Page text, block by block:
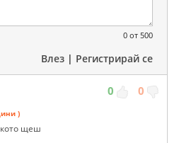
0 от 500
Влез | Регистрирай се
0 0
)
щеш